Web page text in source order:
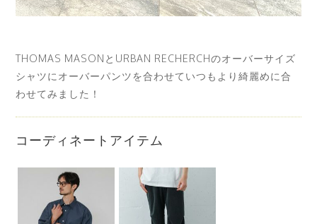
THOMAS MASONとURBAN RECHERCHのオーバーサイズ
シャツにオーバーパンツを合わせていつもより綺麗めに合
わせてみました！
コーディネートアイテム